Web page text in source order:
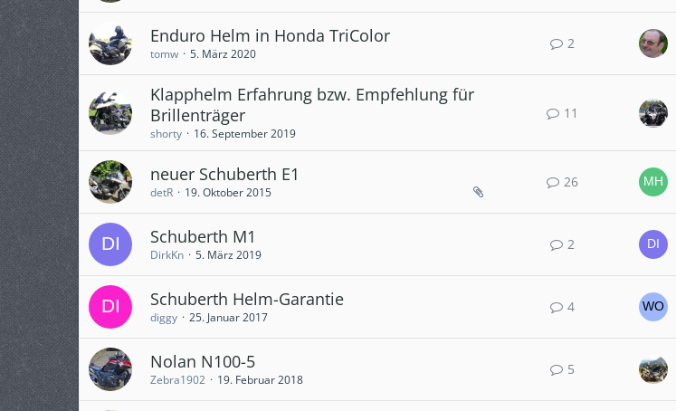
Enduro Helm in Honda TriColor
tomw 5. März 2020
2
Klapphelm Erfahrung bzw. Empfehlung für
Brillenträger
shorty 16. September 2019
11
neuer Schuberth E1
detR 19. Oktober 2015
26
Schuberth M1
DirkKn 5. März 2019
2
Schuberth Helm-Garantie
diggy 25. Januar 2017
4
Nolan N100-5
Zebra1902 19. Februar 2018
5